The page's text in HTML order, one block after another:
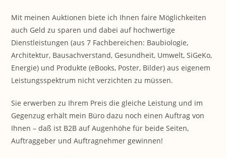
Mit meinen Auktionen biete ich Ihnen faire Möglichkeiten
auch Geld zu sparen und dabei auf hochwertige
Dienstleistungen (aus 7 Fachbereichen: Baubiologie,
Architektur, Bausachverstand, Gesundheit, Umwelt, SiGeKo,
Energie) und Produkte (eBooks, Poster, Bilder) aus eigenem
Leistungsspektrum nicht verzichten zu müssen.
Sie erwerben zu Ihrem Preis die gleiche Leistung und im
Gegenzug erhält mein Büro dazu noch einen Auftrag von
Ihnen – daß ist B2B auf Augenhöhe für beide Seiten,
Auftraggeber und Auftragnehmer gewinnen!